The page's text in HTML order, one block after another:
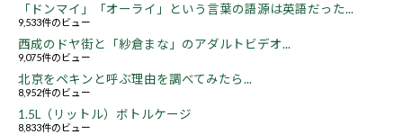
「ドンマイ」「オーライ」という言葉の語源は英語だった...
9,533件のビュー
西成のドヤ街と「紗倉まな」のアダルトビデオ...
9,075件のビュー
北京をペキンと呼ぶ理由を調べてみたら...
8,952件のビュー
1.5L（リットル）ボトルケージ
8,833件のビュー